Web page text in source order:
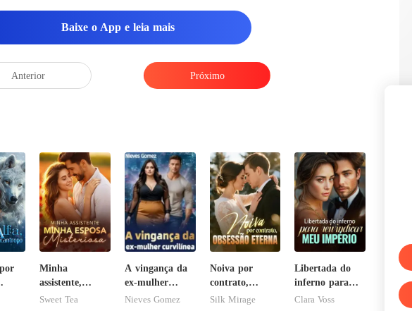
Baixe o App e leia mais
Anterior Próximo
Minha
assistente,
minha esposa
Sweet Tea
A vingança da
ex-mulher
curvilínea
Nieves Gomez
Noiva por
contrato,
obsessão eterna
Silk Mirage
Libertada do
inferno para
reivindicar meu
Clara Voss